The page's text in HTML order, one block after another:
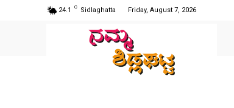
24.1 C Sidlaghatta Friday, August 7, 2026